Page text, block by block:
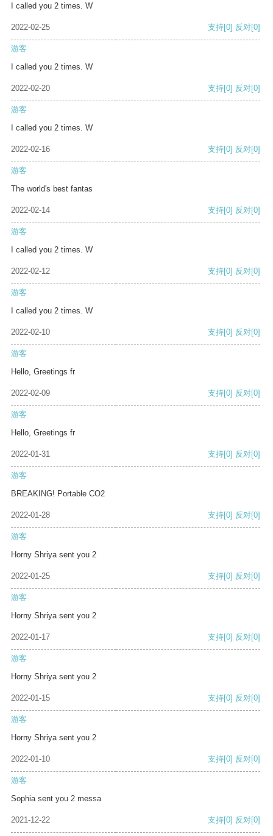
I called you 2 times. W
2022-02-25 支持[0] 反对[0]
游客
I called you 2 times. W
2022-02-20 支持[0] 反对[0]
游客
I called you 2 times. W
2022-02-16 支持[0] 反对[0]
游客
The world's best fantas
2022-02-14 支持[0] 反对[0]
游客
I called you 2 times. W
2022-02-12 支持[0] 反对[0]
游客
I called you 2 times. W
2022-02-10 支持[0] 反对[0]
游客
Hello, Greetings fr
2022-02-09 支持[0] 反对[0]
游客
Hello, Greetings fr
2022-01-31 支持[0] 反对[0]
游客
BREAKING! Portable CO2
2022-01-28 支持[0] 反对[0]
游客
Horny Shriya sent you 2
2022-01-25 支持[0] 反对[0]
游客
Horny Shriya sent you 2
2022-01-17 支持[0] 反对[0]
游客
Horny Shriya sent you 2
2022-01-15 支持[0] 反对[0]
游客
Horny Shriya sent you 2
2022-01-10 支持[0] 反对[0]
游客
Sophia sent you 2 messa
2021-12-22 支持[0] 反对[0]